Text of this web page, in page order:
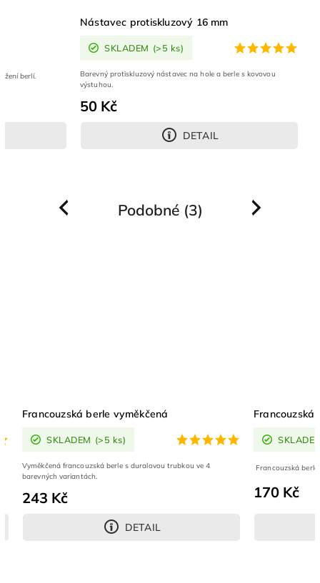
pro pohodlné odložení berlí.
Nástavec protiskluzový 16 mm
SKLADEM (>5 ks)
Barevný protiskluzový nástavec na hole a berle s
Podobné (3)
Previous
berle vyměkčená
(>5 ks)
DETAIL
francouzská berle s duralovou trubkou ve 4
variantách.
Francouzská berle
SKLADEM (>5 ks)
Francouzská berle s duralovou
Next